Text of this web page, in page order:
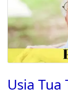
Usia Tua